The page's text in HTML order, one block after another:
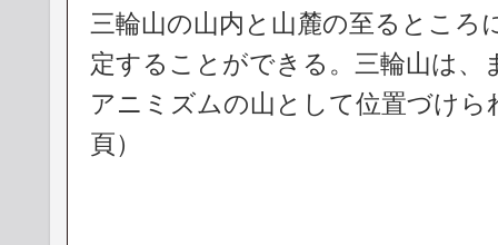
三輪山の山内と山麓の至るところ
定することができる。三輪山は、
アニミズムの山として位置づけ
頁）